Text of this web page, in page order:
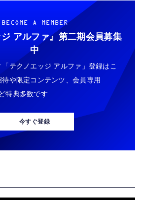
BECOME A MEMBER
アルファ』 第二期会員募集
中
テクノエッジ アルファ」登録はこ
や限定コンテンツ、会員専用
特典多数です
今すぐ登録